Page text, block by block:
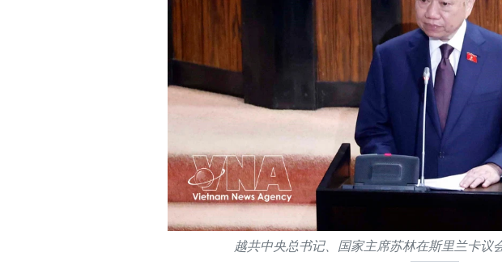
越共中央总书记、国家主席苏林在斯里兰卡议